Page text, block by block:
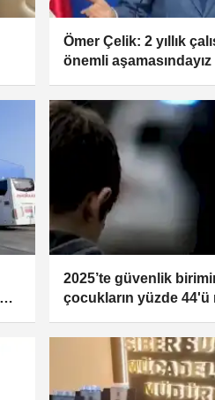
Ömer Çelik: 2 yıllık
önemli aşamasındayız
2025’te güvenlik
çocukların yüzde 44'ü